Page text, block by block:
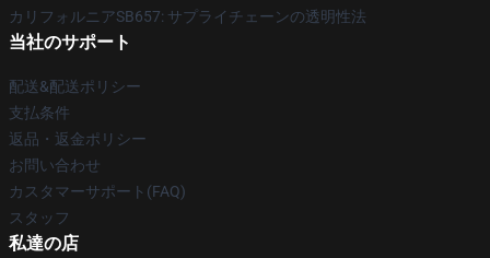
カリフォルニアSB657: サプライチェーンの透明性法
当社のサポート
配送&配送ポリシー
支払条件
返品・返金ポリシー
お問い合わせ
カスタマーサポート(FAQ)
スタッフ
私達の店